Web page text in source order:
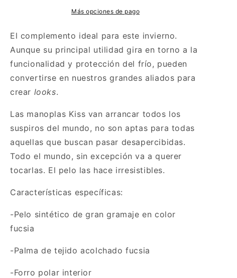
Más opciones de pago
El complemento ideal para este invierno.
Aunque su principal utilidad gira en torno a la
funcionalidad y protección del frío, pueden
convertirse en nuestros grandes aliados para
crear looks.
Las manoplas Kiss van arrancar todos los
suspiros del mundo, no son aptas para todas
aquellas que buscan pasar desapercibidas.
Todo el mundo, sin excepción va a querer
tocarlas. El pelo las hace irresistibles.
Características específicas:
-Pelo sintético de gran gramaje en color
fucsia
-Palma de tejido acolchado fucsia
-Forro polar interior